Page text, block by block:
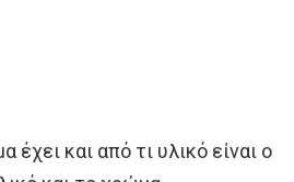
έχει και από τι υλικό είναι ο